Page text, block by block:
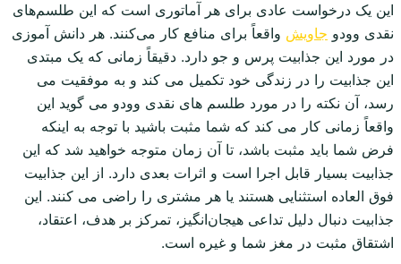
این یک درخواست عادی برای هر آماتوری است که این طلسم‌های
نقدی وودو جاویش واقعاً برای منافع کار می‌کنند. هر دانش آموزی
در مورد این جذابیت پرس و جو دارد. دقیقاً زمانی که یک مبتدی
این جذابیت را در زندگی خود تکمیل می کند و به موفقیت می
رسد، آن نکته را در مورد طلسم های نقدی وودو می گوید این
واقعاً زمانی کار می کند که شما مثبت باشید با توجه به اینکه
فرض شما باید مثبت باشد، تا آن زمان متوجه خواهید شد که این
جذابیت بسیار قابل اجرا است و اثرات بعدی دارد. از این جذابیت
فوق العاده استثنایی هستند یا هر مشتری را راضی می کنند. این
جذابیت دنبال دلیل تداعی هیجان‌انگیز، تمرکز بر هدف، اعتقاد،
اشتقاق مثبت در مغز شما و غیره است.